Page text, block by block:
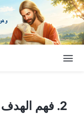
2. فهم